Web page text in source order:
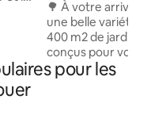
🌳 À votre
une belle variété
400 m2 de jardin
conçus pour
en famille ; Hamacs, fauteuils pour
regarder le
pour les